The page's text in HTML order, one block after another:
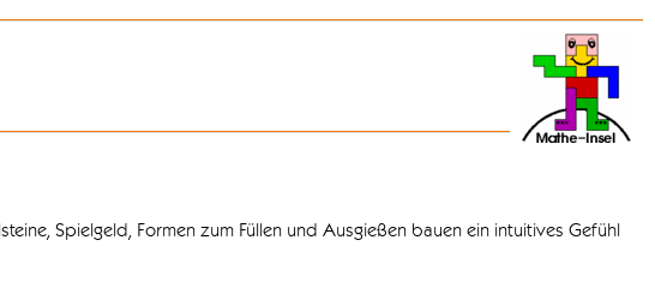
Spielgeld, Formen zum Füllen und Ausgießen bauen ein intuitives Gefühl